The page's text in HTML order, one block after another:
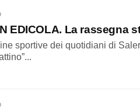
EDICOLA. La rassegna
sportive dei quotidiani di